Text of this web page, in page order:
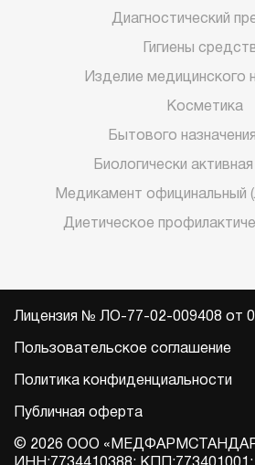
Диагностический
Гигиены
Изделие медицинского
Косметика
Бытового
Биологически
Медикамент официнальный
Диетическое
Лицензия № ЛО-77-02-009408 от
Пользовательское соглашение
Политика конфиденциальности
Публичная оферта
© 2026 ООО